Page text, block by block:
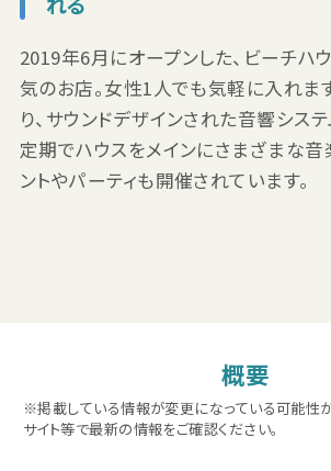
2019年6月にオープンした、ビーチハ
気のお店。女性1人でも気軽に入れま
り、サウンドデザインされた音響シス
定期でハウスをメインにさまざまな
ントやパーティも開催されています。
概要
※掲載している情報が変更になっている可能性
サイト等で最新の情報をご確認ください。